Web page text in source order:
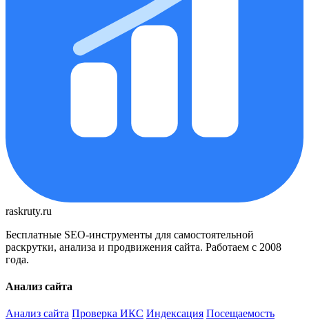
raskruty.ru
Бесплатные SEO-инструменты для самостоятельной
раскрутки, анализа и продвижения сайта. Работаем с 2008
года.
Анализ сайта
Анализ сайта Проверка ИКС Индексация Посещаемость